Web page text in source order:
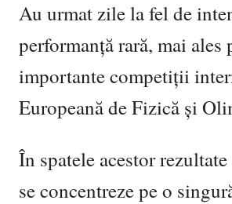
Au urmat zile la fel de
performanță rară, mai
importante competiții
Europeană de Fizică și
În spatele acestor
se concentreze pe o